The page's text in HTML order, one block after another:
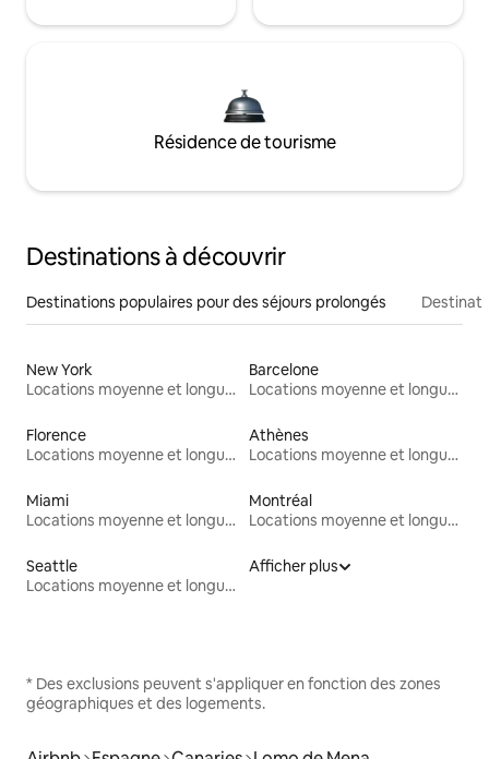
Résidence de tourisme
Destinations à découvrir
Destinations populaires pour des séjours prolongés
New York
Locations moyenne et longue durée
Barcelone
Locations moyenne et longue durée
Florence
Locations moyenne et longue durée
Athènes
Locations moyenne et longue durée
Miami
Locations moyenne et longue durée
Montréal
Locations moyenne et longue durée
Seattle
Locations moyenne et longue durée
Afficher plus
* Des exclusions peuvent s'appliquer en fonction des zones
géographiques et des logements.